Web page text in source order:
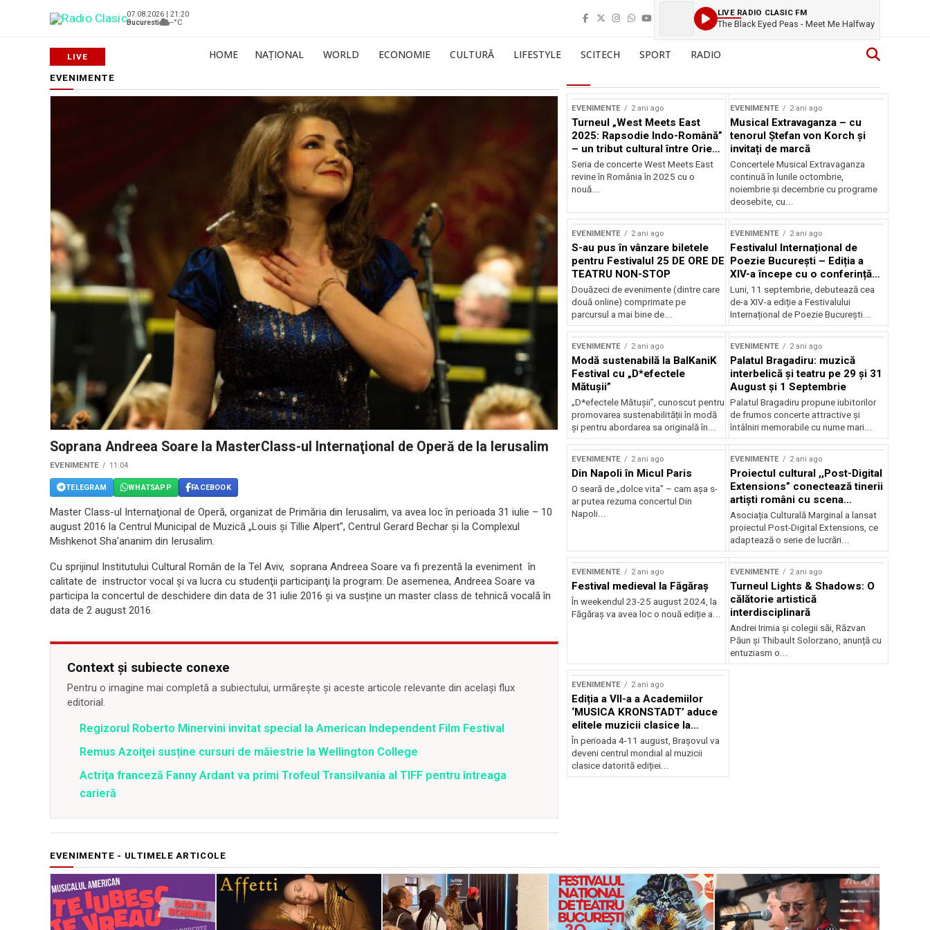
07.08.2026 | 21:20
Bucuresti
--°C
LIVE RADIO CLASIC FM
The Black Eyed Peas - Meet Me Halfway
HOME NAȚIONAL WORLD ECONOMIE CULTURĂ LIFESTYLE SCITECH SPORT RADIO
EVENIMENTE
Soprana Andreea Soare la MasterClass-ul Internaţional de Operă de la Ierusalim
EVENIMENTE 11:04
TELEGRAM WHATSAPP FACEBOOK
Master Class-ul Internaţional de Operă, organizat de Primăria din Ierusalim, va avea loc în perioada 31 iulie – 10
august 2016 la Centrul Municipal de Muzică „Louis şi Tillie Alpert", Centrul Gerard Bechar și la Complexul
Mishkenot Sha'ananim din Ierusalim.
Cu sprijinul Institutului Cultural Român de la Tel Aviv, soprana Andreea Soare va fi prezentă la eveniment în
calitate de instructor vocal şi va lucra cu studenţii participanţi la program. De asemenea, Andreea Soare va
participa la concertul de deschidere din data de 31 iulie 2016 și va susține un master class de tehnică vocală în
data de 2 august 2016.
Context și subiecte conexe
Pentru o imagine mai completă a subiectului, urmărește și aceste articole relevante din același flux
editorial.
Regizorul Roberto Minervini invitat special la American Independent Film Festival
Remus Azoiţei susține cursuri de măiestrie la Wellington College
Actriţa franceză Fanny Ardant va primi Trofeul Transilvania al TIFF pentru întreaga
carieră
EVENIMENTE 2 ani ago
Turneul „West Meets East
2025: Rapsodie Indo-Română”
– un tribut cultural între Orient
și Occident
Seria de concerte West Meets East
revine în România în 2025 cu o
nouă...
EVENIMENTE 2 ani ago
Musical Extravaganza – cu
tenorul Ștefan von Korch și
invitați de marcă
Concertele Musical Extravaganza
continuă în lunile octombrie,
noiembrie şi decembrie cu programe
deosebite, cu...
EVENIMENTE 2 ani ago
S-au pus în vânzare biletele
pentru Festivalul 25 DE ORE DE
TEATRU NON-STOP
Douăzeci de evenimente (dintre care
două online) comprimate pe
parcursul a mai bine de...
EVENIMENTE 2 ani ago
Festivalul Internațional de
Poezie București – Ediția a
XIV-a începe cu o conferință
despre limba română
susținută de Marco Lucchesi
Luni, 11 septembrie, debutează cea
de-a XIV-a ediție a Festivalului
Internațional de Poezie București...
EVENIMENTE 2 ani ago
Modă sustenabilă la BalKaniK
Festival cu „D*efectele
Mătușii”
„D*efectele Mătușii”, cunoscut pentru
promovarea sustenabilității în modă
și pentru abordarea sa originală în...
EVENIMENTE 2 ani ago
Palatul Bragadiru: muzică
interbelică şi teatru pe 29 şi 31
August şi 1 Septembrie
Palatul Bragadiru propune iubitorilor
de frumos concerte attractive şi
întâlniri memorabile cu nume mari...
EVENIMENTE 2 ani ago
Din Napoli în Micul Paris
O seară de „dolce vita” – cam așa s-
ar putea rezuma concertul Din
Napoli...
EVENIMENTE 2 ani ago
Proiectul cultural ,,Post-Digital
Extensions” conectează tinerii
artiști români cu scena
internațională
Asociația Culturală Marginal a lansat
proiectul Post-Digital Extensions, ce
adaptează o serie de lucrări...
EVENIMENTE 2 ani ago
Festival medieval la Făgăraș
În weekendul 23-25 august 2024, la
Făgăraș va avea loc o nouă ediție a...
EVENIMENTE 2 ani ago
Turneul Lights & Shadows: O
călătorie artistică
interdisciplinară
Andrei Irimia și colegii săi, Răzvan
Păun și Thibault Solorzano, anunță cu
entuziasm o...
EVENIMENTE 2 ani ago
Ediția a VII-a a Academiilor
‘MUSICA KRONSTADT’ aduce
elitele muzicii clasice la
Brașov
În perioada 4-11 august, Brașovul va
deveni centrul mondial al muzicii
clasice datorită ediției...
EVENIMENTE - ULTIMELE ARTICOLE